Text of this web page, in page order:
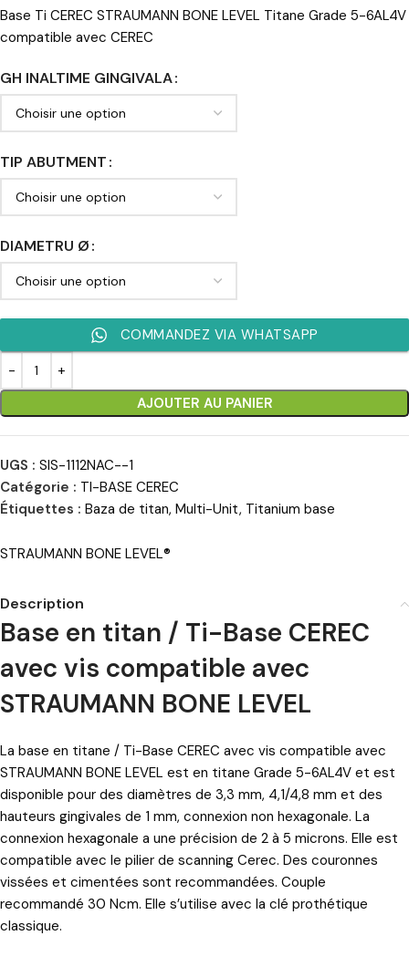
Base Ti CEREC STRAUMANN BONE LEVEL Titane Grade 5-6AL4V
compatible avec CEREC
GH INALTIME GINGIVALA
TIP ABUTMENT
DIAMETRU Ø
AJOUTER AU PANIER
COMMANDEZ VIA WHATSAPP
UGS : SIS-1112NAC--1
Catégorie : TI-BASE CEREC
Étiquettes : Baza de titan, Multi-Unit, Titanium base
STRAUMANN BONE LEVEL®
Description
Base en titan / Ti-Base CEREC
avec vis compatible avec
STRAUMANN BONE LEVEL
La base en titane / Ti-Base CEREC avec vis compatible avec
STRAUMANN BONE LEVEL est en titane Grade 5-6AL4V et est
disponible pour des diamètres de 3,3 mm, 4,1/4,8 mm et des
hauteurs gingivales de 1 mm, connexion non hexagonale. La
connexion hexagonale a une précision de 2 à 5 microns. Elle est
compatible avec le pilier de scanning Cerec. Des couronnes
vissées et cimentées sont recommandées. Couple
recommandé 30 Ncm. Elle s’utilise avec la clé prothétique
classique.